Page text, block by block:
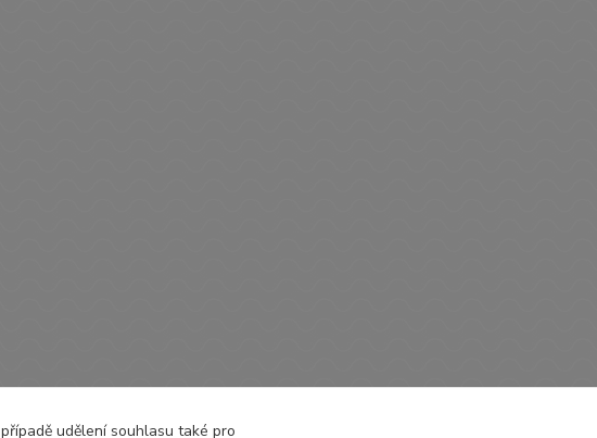
udělení souhlasu také pro